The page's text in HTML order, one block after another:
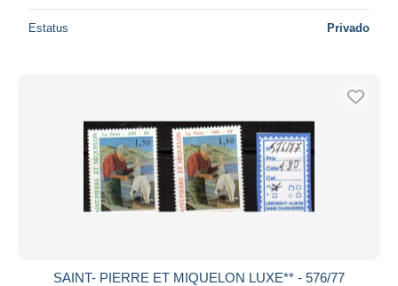
Estatus Privado
SAINT- PIERRE ET MIQUELON LUXE** - 576/77